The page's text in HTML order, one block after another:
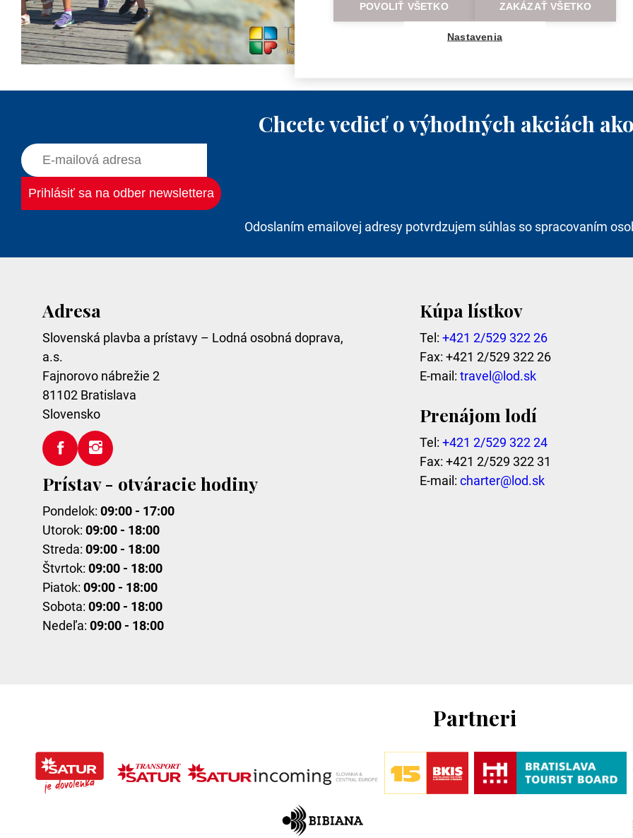
Chcete vedieť o výhodných akciách
Odoslaním emailovej adresy potvrdzujem súhlas so spracovaním
Adresa
Slovenská plavba a prístavy – Lodná osobná doprava,
a.s.
Fajnorovo nábrežie 2
81102 Bratislava
Slovensko
Prístav - otváracie hodiny
Pondelok: 09:00 - 17:00
Utorok: 09:00 - 18:00
Streda: 09:00 - 18:00
Štvrtok: 09:00 - 18:00
Piatok: 09:00 - 18:00
Sobota: 09:00 - 18:00
Nedeľa: 09:00 - 18:00
Kúpa lístkov
Tel: +421 2/529 322 26
Fax: +421 2/529 322 26
E-mail: travel@lod.sk
Prenájom lodí
Tel: +421 2/529 322 24
Fax: +421 2/529 322 31
E-mail: charter@lod.sk
Partneri
POVOLIŤ VŠETKO ZAKÁZAŤ VŠETKO
Nastavenia